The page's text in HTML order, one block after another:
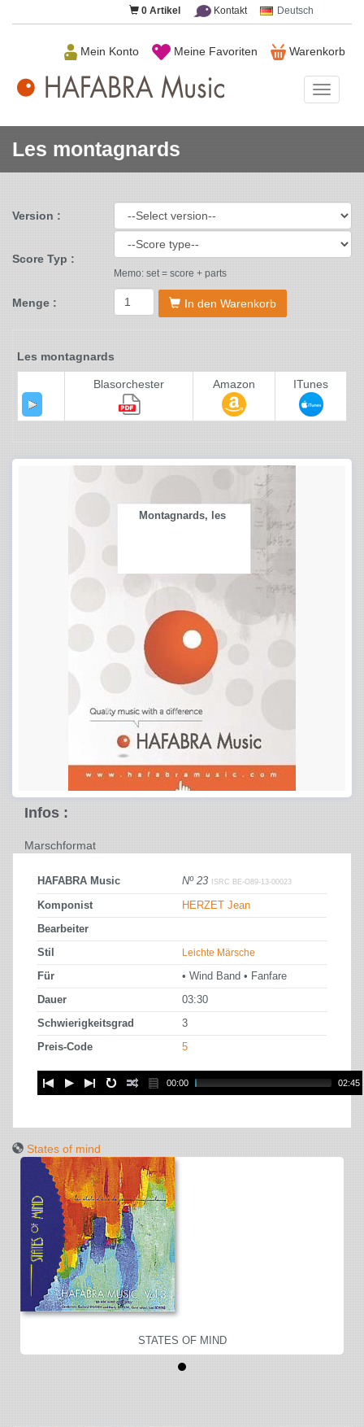
0 Artikel Kontakt Deutsch
Warenkorb
Meine Favoriten
Mein Konto
Music
Les montagnards
Version :
Score Typ :
Memo: set = score + parts
Menge : In den Warenkorb
Les montagnards
Blasorchester Amazon ITunes
Montagnards, les
Infos :
Marschformat
HAFABRA Music Nº 23 ISRC BE-O89-13-00023
Komponist HERZET Jean
Bearbeiter
Stil Leichte Märsche
Für • Wind Band • Fanfare
Dauer 03:30
Schwierigkeitsgrad 3
Preis-Code 5
00:00 02:45
States of mind
STATES OF MIND